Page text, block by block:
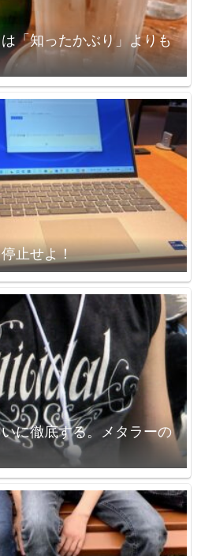
は「知ったかぶり」よりも
止せよ！
に徹底する。メタラーの